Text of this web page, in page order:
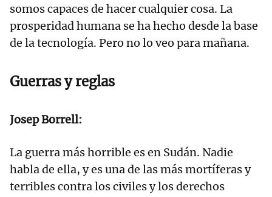
somos capaces de hacer cualquier cosa. La
prosperidad humana se ha hecho desde la base
de la tecnología. Pero no lo veo para mañana.
Guerras y reglas
Josep Borrell:
La guerra más horrible es en Sudán. Nadie
habla de ella, y es una de las más mortíferas y
terribles contra los civiles y los derechos